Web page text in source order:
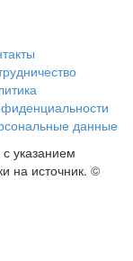
данные
указанием
на источник. ©